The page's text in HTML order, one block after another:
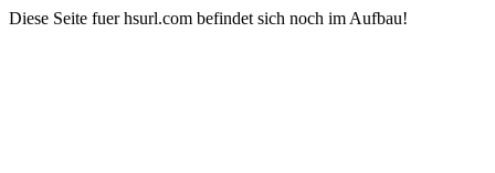
Diese Seite fuer hsurl.com befindet sich noch im Aufbau!